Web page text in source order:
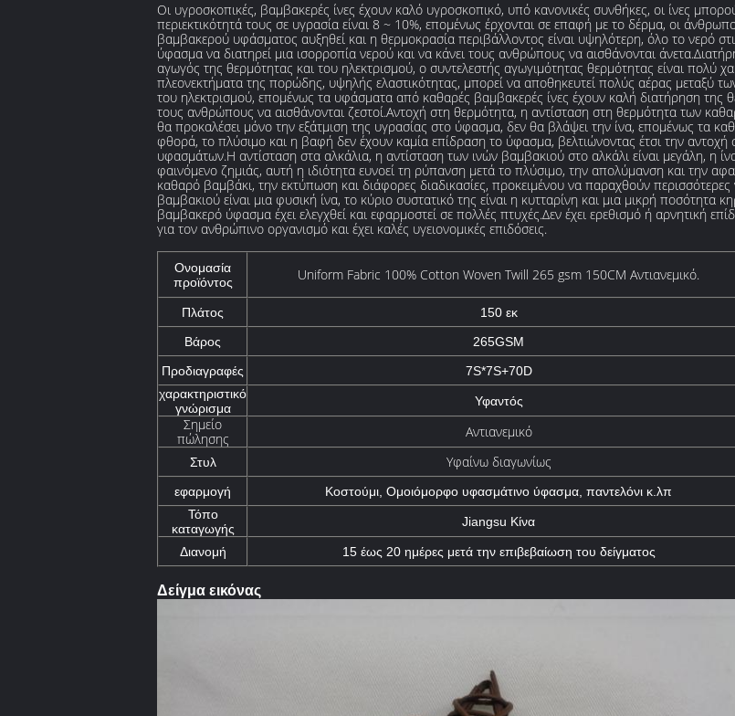
Οι υγροσκοπικές, βαμβακερές ίνες έχουν καλό υγροσκοπικό, υπό κανονικές συνθήκες, οι ίνες
περιεκτικότητά τους σε υγρασία είναι 8 ~ 10%, επομένως έρχονται σε επαφή με το δέρμα, οι
βαμβακερού υφάσματος αυξηθεί και η θερμοκρασία περιβάλλοντος είναι υψηλότερη, όλο το νερό
ύφασμα να διατηρεί μια ισορροπία νερού και να κάνει τους ανθρώπους να αισθάνονται
αγωγός της θερμότητας και του ηλεκτρισμού, ο συντελεστής αγωγιμότητας θερμότητας είναι πολύ
πλεονεκτήματα της πορώδης, υψηλής ελαστικότητας, μπορεί να αποθηκευτεί πολύς αέρας μεταξύ
του ηλεκτρισμού, επομένως τα υφάσματα από καθαρές βαμβακερές ίνες έχουν καλή διατήρηση
τους ανθρώπους να αισθάνονται ζεστοί.Αντοχή στη θερμότητα, η αντίσταση στη θερμότητα των
θα προκαλέσει μόνο την εξάτμιση της υγρασίας στο ύφασμα, δεν θα βλάψει την ίνα, επομένως τα
φθορά, το πλύσιμο και η βαφή δεν έχουν καμία επίδραση το ύφασμα, βελτιώνοντας έτσι την
υφασμάτων.Η αντίσταση στα αλκάλια, η αντίσταση των ινών βαμβακιού στο αλκάλι είναι μεγάλη, η
φαινόμενο ζημιάς, αυτή η ιδιότητα ευνοεί τη ρύπανση μετά το πλύσιμο, την απολύμανση και την
καθαρό βαμβάκι, την εκτύπωση και διάφορες διαδικασίες, προκειμένου να παραχθούν περισσότερες
βαμβακιού είναι μια φυσική ίνα, το κύριο συστατικό της είναι η κυτταρίνη και μια μικρή
βαμβακερό ύφασμα έχει ελεγχθεί και εφαρμοστεί σε πολλές πτυχές.Δεν έχει ερεθισμό ή αρνητική
για τον ανθρώπινο οργανισμό και έχει καλές υγειονομικές επιδόσεις.
Ονομασία
προϊόντος
Uniform Fabric 100% Cotton Woven Twill 265 gsm 150CM Αντιανεμικό.
Πλάτος
150 εκ
Βάρος
265GSM
Προδιαγραφές
7S*7S+70D
χαρακτηριστικό
γνώρισμα
Υφαντός
Σημείο
πώλησης
Αντιανεμικό
Στυλ Υφαίνω διαγωνίως
εφαρμογή
Κοστούμι, Ομοιόμορφο υφασμάτινο ύφασμα, παντελόνι κ.λπ
Τόπο
καταγωγής
Jiangsu Κίνα
Διανομή 15 έως 20 ημέρες μετά την επιβεβαίωση του δείγματος
Δείγμα εικόνας